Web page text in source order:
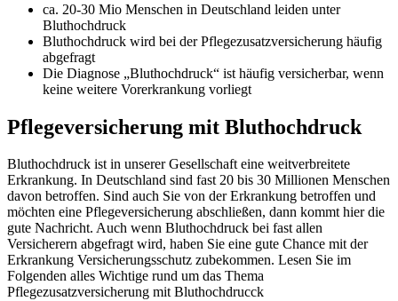
ca. 20-30 Mio Menschen in Deutschland leiden unter
Bluthochdruck
Bluthochdruck wird bei der Pflegezusatzversicherung häufig
abgefragt
Die Diagnose „Bluthochdruck“ ist häufig versicherbar, wenn
keine weitere Vorerkrankung vorliegt
Pflegeversicherung mit Bluthochdruck
Bluthochdruck ist in unserer Gesellschaft eine weitverbreitete
Erkrankung. In Deutschland sind fast 20 bis 30 Millionen Menschen
davon betroffen. Sind auch Sie von der Erkrankung betroffen und
möchten eine Pflegeversicherung abschließen, dann kommt hier die
gute Nachricht. Auch wenn Bluthochdruck bei fast allen
Versicherern abgefragt wird, haben Sie eine gute Chance mit der
Erkrankung Versicherungsschutz zubekommen. Lesen Sie im
Folgenden alles Wichtige rund um das Thema
Pflegezusatzversicherung mit Bluthochdrucck